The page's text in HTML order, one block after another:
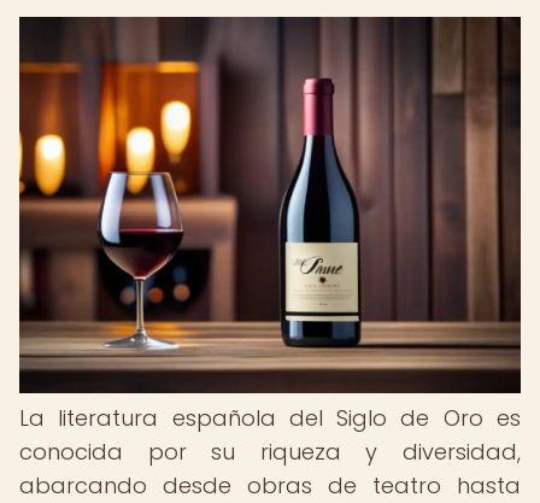
La literatura española del Siglo de Oro es
conocida por su riqueza y diversidad,
abarcando desde obras de teatro hasta